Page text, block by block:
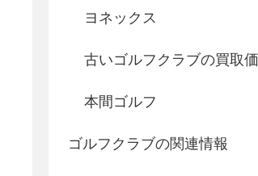
ヨネックス
古いゴルフクラブの買取
本間ゴルフ
ゴルフクラブの関連情報